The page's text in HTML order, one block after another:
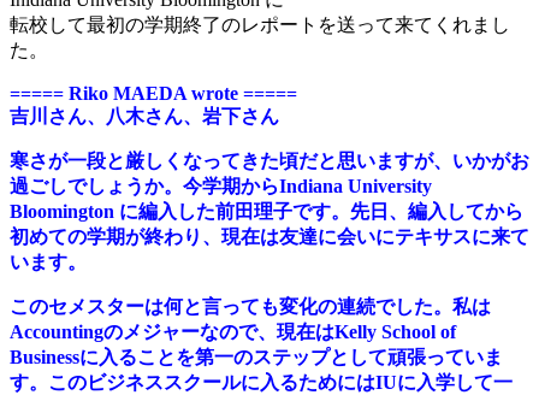
転校して最初の学期終了のレポートを送って来てくれまし
た。
===== Riko MAEDA wrote =====
吉川さん、八木さん、岩下さん
寒さが一段と厳しくなってきた頃だと思いますが、いかがお
過ごしでしょうか。今学期からIndiana University
Bloomington に編入した前田理子です。先日、編入してから
初めての学期が終わり、現在は友達に会いにテキサスに来て
います。
このセメスターは何と言っても変化の連続でした。私は
Accountingのメジャーなので、現在はKelly School of
Businessに入ることを第一のステップとして頑張っていま
す。このビジネススクールに入るためにはIUに入学して一